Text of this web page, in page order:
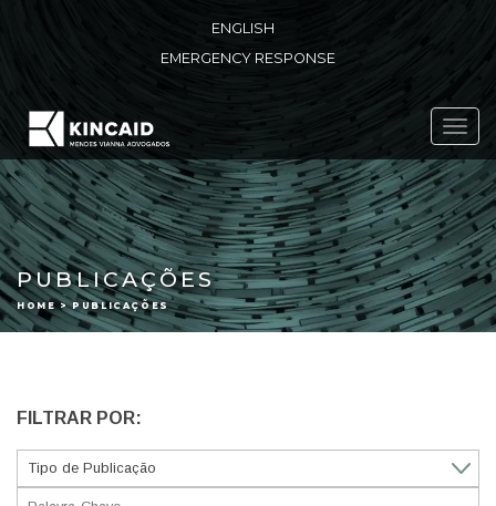
ENGLISH
EMERGENCY RESPONSE
PUBLICAÇÕES
HOME > PUBLICAÇÕES
FILTRAR POR: